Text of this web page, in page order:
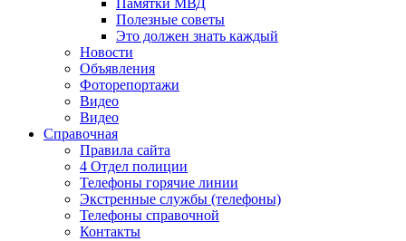
Памятки МВД
Полезные советы
Это должен знать каждый
Новости
Объявления
Фоторепортажи
Видео
Видео
Справочная
Правила сайта
4 Отдел полиции
Телефоны горячие линии
Экстренные службы (телефоны)
Телефоны справочной
Контакты